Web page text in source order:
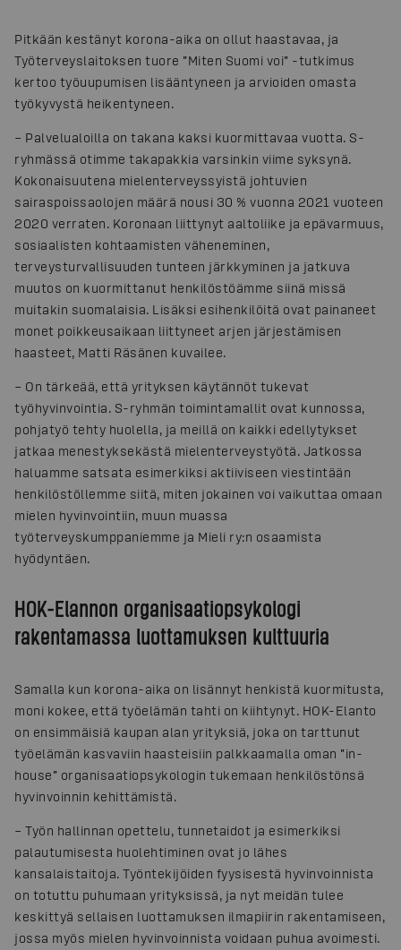
Pitkään kestänyt korona-aika on ollut haastavaa, ja
Työterveyslaitoksen tuore ”Miten Suomi voi” -tutkimus
kertoo työuupumisen lisääntyneen ja arvioiden omasta
työkyvystä heikentyneen.
– Palvelualoilla on takana kaksi kuormittavaa vuotta. S-
ryhmässä otimme takapakkia varsinkin viime syksynä.
Kokonaisuutena mielenterveyssyistä johtuvien
sairaspoissaolojen määrä nousi 30 % vuonna 2021 vuoteen
2020 verraten. Koronaan liittynyt aaltoliike ja epävarmuus,
sosiaalisten kohtaamisten väheneminen,
terveysturvallisuuden tunteen järkkyminen ja jatkuva
muutos on kuormittanut henkilöstöämme siinä missä
muitakin suomalaisia. Lisäksi esihenkilöitä ovat painaneet
monet poikkeusaikaan liittyneet arjen järjestämisen
haasteet, Matti Räsänen kuvailee.
– On tärkeää, että yrityksen käytännöt tukevat
työhyvinvointia. S-ryhmän toimintamallit ovat kunnossa,
pohjatyö tehty huolella, ja meillä on kaikki edellytykset
jatkaa menestyksekästä mielenterveystyötä. Jatkossa
haluamme satsata esimerkiksi aktiiviseen viestintään
henkilöstöllemme siitä, miten jokainen voi vaikuttaa omaan
mielen hyvinvointiin, muun muassa
työterveyskumppaniemme ja Mieli ry:n osaamista
hyödyntäen.
HOK-Elannon organisaatiopsykologi
rakentamassa luottamuksen kulttuuria
Samalla kun korona-aika on lisännyt henkistä kuormitusta,
moni kokee, että työelämän tahti on kiihtynyt. HOK-Elanto
on ensimmäisiä kaupan alan yrityksiä, joka on tarttunut
työelämän kasvaviin haasteisiin palkkaamalla oman ”in-
house” organisaatiopsykologin tukemaan henkilöstönsä
hyvinvoinnin kehittämistä.
– Työn hallinnan opettelu, tunnetaidot ja esimerkiksi
palautumisesta huolehtiminen ovat jo lähes
kansalaistaitoja. Työntekijöiden fyysisestä hyvinvoinnista
on totuttu puhumaan yrityksissä, ja nyt meidän tulee
keskittyä sellaisen luottamuksen ilmapiirin rakentamiseen,
jossa myös mielen hyvinvoinnista voidaan puhua avoimesti.